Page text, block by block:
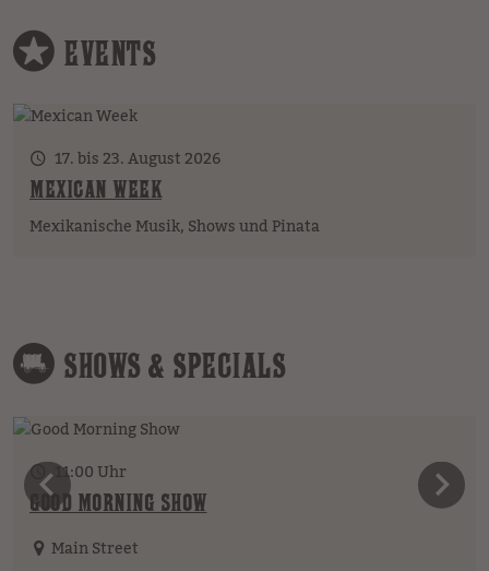
EVENTS
17. bis 23. August 2026
MEXICAN WEEK
Mexikanische Musik, Shows und Pinata
SHOWS & SPECIALS
11:00 Uhr
GOOD MORNING SHOW
Main Street
vorheriges Element